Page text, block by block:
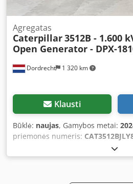
Dordrecht 1 320 km
Agregatas
Caterpillar3512B - 1.600
Open Generator - DPX-
Klausti
Būklė: naujas, Gamybos metai:
priemonės numeris:
1 280 kW (1
gamintojas:Caterpillar 3512B,